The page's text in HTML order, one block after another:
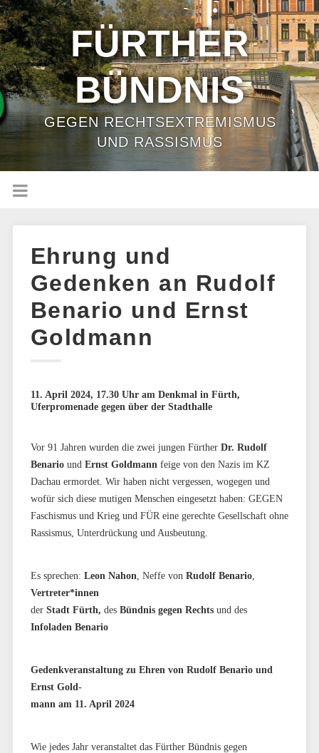
FÜRTHER
BÜNDNIS
GEGEN RECHTSEXTREMISMUS
UND RASSISMUS
Ehrung und
Gedenken an Rudolf
Benario und Ernst
Goldmann
11. April 2024, 17.30 Uhr am Denkmal in Fürth,
Uferpromenade gegen über der Stadthalle
Vor 91 Jahren wurden die zwei jungen Fürther Dr. Rudolf
Benariound Ernst Goldmann feige von den Nazis im KZ
Dachau ermordet. Wir haben nicht vergessen, wogegen und
wofür sich diese mutigen Menschen eingesetzt haben: GEGEN
Faschismus und Krieg und FÜR eine gerechte Gesellschaft ohne
Rassismus, Unterdrückung und Ausbeutung.
Es sprechen: Leon Nahon , Neffe von Rudolf Benario,
Vertreter*innen
der Stadt Fürth, des Bündnis gegen Rechtsund des
Infoladen Benario
Gedenkveranstaltung zu Ehren von Rudolf Benario und
Ernst Gold-
mann am 11. April 2024
Wie jedes Jahr veranstaltet das Fürther Bündnis gegen